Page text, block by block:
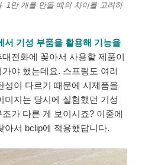
1만 개를 만들 때의 차이를 고려하
기성 부품을 활용해 기능을
전화에 꽂아서 사용할 제품이
야 했는데요. 스프링도 여러
성이 다르기 때문에 시제품을
미지는 당시에 실험했던 기성
가 다른 게 보이시죠? 이중에
아서 bclip에 적용했답니다.